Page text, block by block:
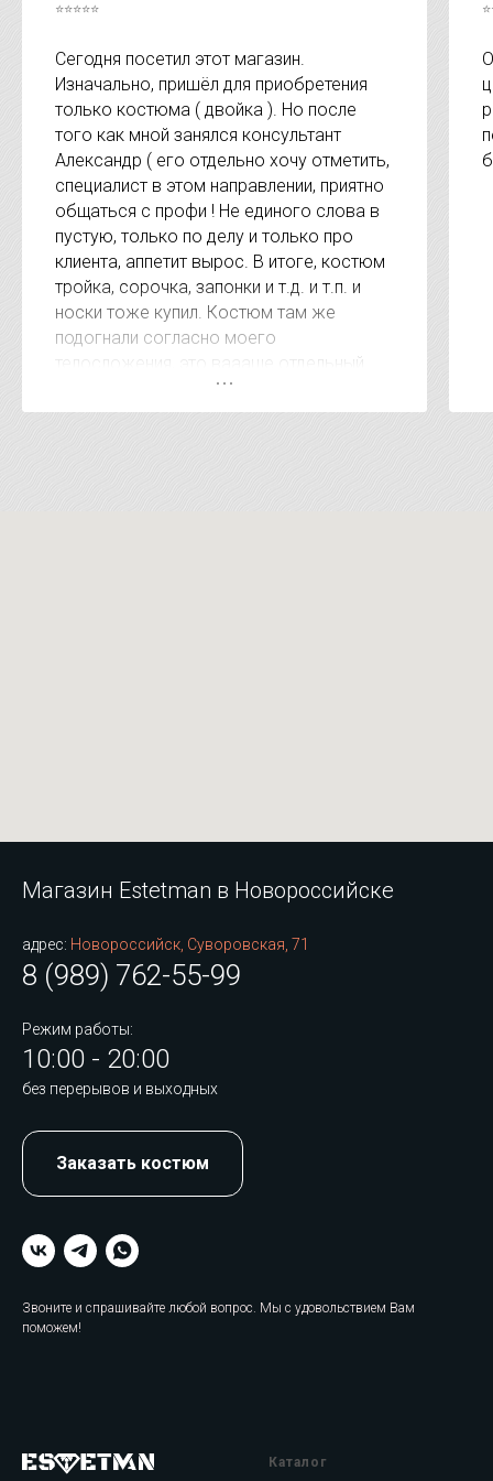
⭐⭐⭐⭐⭐
Сегодня посетил этот магазин.
Изначально, пришёл для приобретения
только костюма ( двойка ). Но после
того как мной занялся консультант
Александр ( его отдельно хочу отметить,
специалист в этом направлении, приятно
общаться с профи ! Не единого слова в
пустую, только по делу и только про
клиента, аппетит вырос. В итоге, костюм
тройка, сорочка, запонки и т.д. и т.п. и
носки тоже купил. Костюм там же
подогнали согласно моего
телосложения, это ваааще отдельный
респект. А когда сказали сумму за
покупку был приятно удивлён, очень
Магазин Estetman в Новороссийске
адрес: Новороссийск, Суворовская, 71
8 (989) 762-55-99
Режим работы:
10:00 - 20:00
без перерывов и выходных
Заказать костюм
Звоните и спрашивайте любой вопрос. Мы с удовольствием Вам
поможем!
Каталог